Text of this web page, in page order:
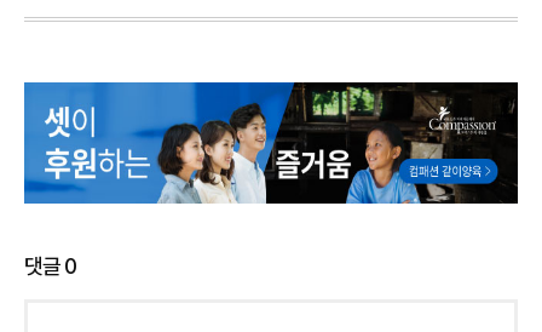
댓글0